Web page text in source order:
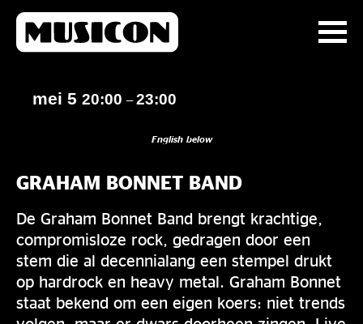
mei 5 20:00 –23:00
English below
GRAHAM BONNET BAND
De Graham Bonnet Band brengt krachtige,
compromisloze rock, gedragen door een
stem die al decennialang een stempel drukt
op hardrock en heavy metal. Graham Bonnet
staat bekend om een eigen koers: niet trends